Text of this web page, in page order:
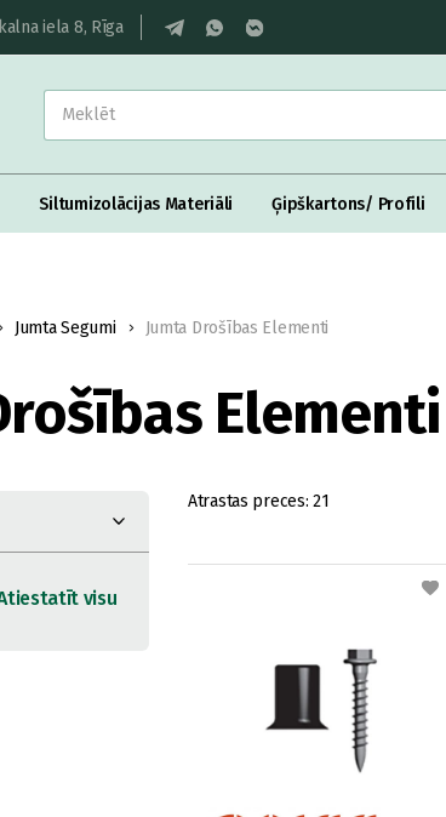
iela 8, Rīga
Siltumizolācijas Materiāli Ģipškartons/ Profili
Jumta Segumi Jumta Drošības Elementi
Elementi
Atrastas preces: 21